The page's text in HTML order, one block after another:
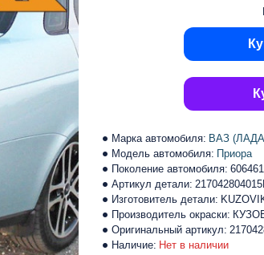
Наличие: Нет в наличии
Марка автомобиля: ВАЗ
Модель автомобиля: Приора
Поколение автомобиля:
Артикул детали:
Изготовитель детали:
Производитель окраски:
Оригинальный артикул: